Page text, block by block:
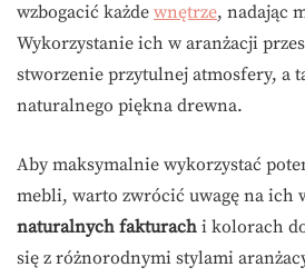
wzbogacić każde wnętrze, nadając
Wykorzystanie ich w aranżacji
stworzenie przytulnej atmosfery, a
naturalnego piękna drewna.
Aby maksymalnie wykorzystać
mebli, warto zwrócić uwagę na ich
naturalnych fakturach i kolorach
się z różnorodnymi stylami